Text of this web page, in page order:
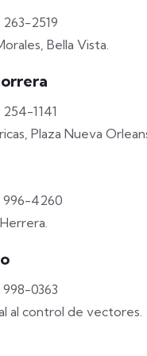
2519
Bella Vista.
1141
Plaza Nueva
996-4260
0363
al control de vectores.